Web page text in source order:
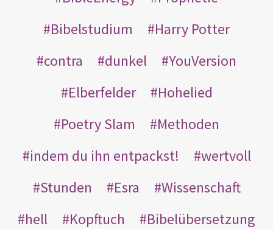
Bibelstudium
Harry Potter
contra
dunkel
YouVersion
Elberfelder
Hohelied
Poetry Slam
Methoden
indem du ihn entpackst!
wertvoll
Stunden
Esra
Wissenschaft
hell
Kopftuch
Bibelübersetzung